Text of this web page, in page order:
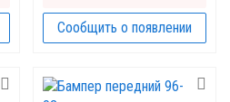
Сообщить о появлении